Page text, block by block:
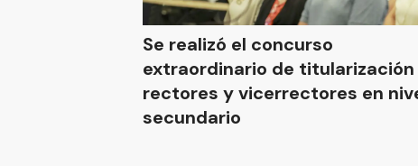
Se realizó el concurso
extraordinario de titularización
rectores y vicerrectores en
secundario